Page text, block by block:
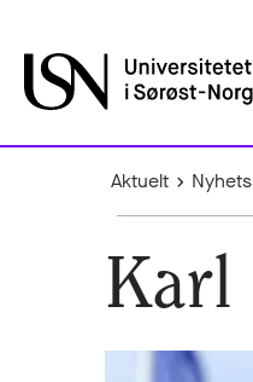
Aktuelt
Karl